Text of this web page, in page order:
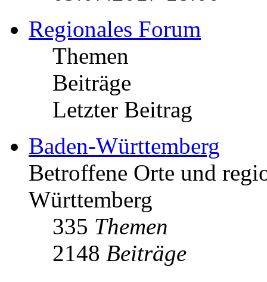
Regionales Forum
Themen
Beiträge
Letzter Beitrag
Baden-Württemberg
Betroffene Orte und
Württemberg
335 Themen
2148 Beiträge